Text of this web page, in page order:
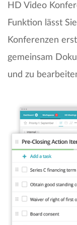
HD Video
Funktion lässt
Konferenzen
gemeinsam
und zu